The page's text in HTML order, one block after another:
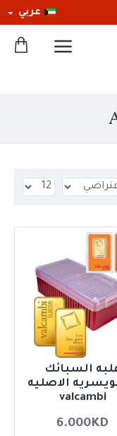
عربي
السبائك
الاصليه
valcambi
6.000KD